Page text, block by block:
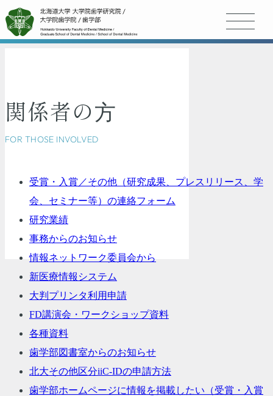
関係者の⽅
FOR THOSE INVOLVED
受賞・入賞／その他（研究成果、プレスリリース、学
会、セミナー等）の連絡フォーム
研究業績
事務からのお知らせ
情報ネットワーク委員会から
新医療情報システム
大判プリンタ利用申請
FD講演会・ワークショップ資料
各種資料
歯学部図書室からのお知らせ
北大その他区分iiC-IDの申請方法
歯学部ホームページに情報を掲載したい（受賞・入賞